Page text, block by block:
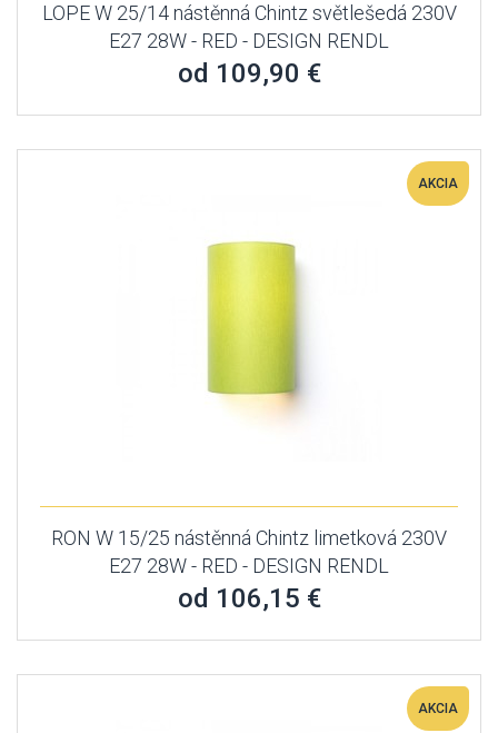
LOPE W 25/14 nástěnná Chintz světlešedá 230V
E27 28W - RED - DESIGN RENDL
od 109,90 €
AKCIA
RON W 15/25 nástěnná Chintz limetková 230V
E27 28W - RED - DESIGN RENDL
od 106,15 €
AKCIA